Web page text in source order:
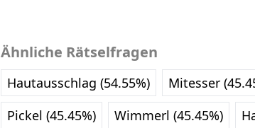
Ähnliche Rätselfragen
Hautausschlag (54.55%) Mitesser
Pickel (45.45%)
Wimmerl (45.45%)